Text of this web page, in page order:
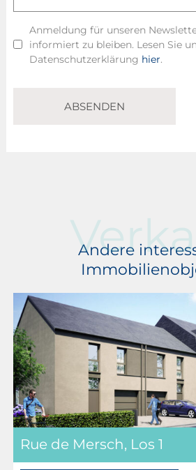
Anmeldung für unseren
informiert zu bleiben. Lesen Sie
Datenschutzerklärung hier.
ABSENDEN
Andere
Rue de Mersch, Los 1